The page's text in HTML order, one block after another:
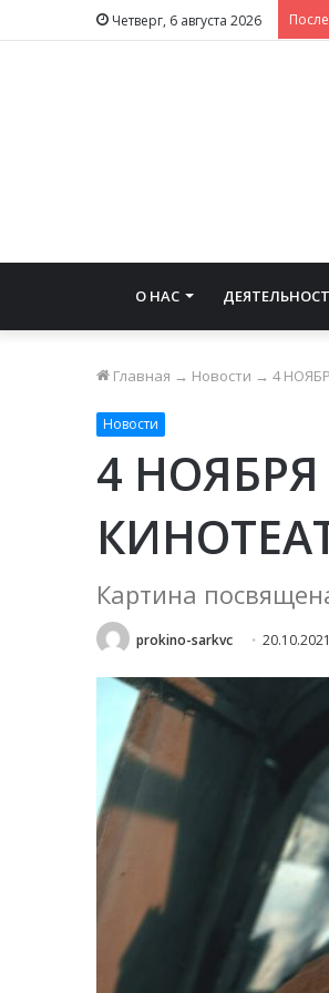
Четверг, 6 августа 2026
О НАС
Главная → Новости → 4
Новости
4
Картина
prokino-sarkvc 20.10.2021